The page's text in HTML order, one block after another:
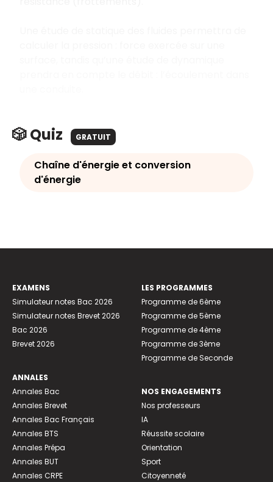
🎲 Quiz GRATUIT
Chaîne d'énergie et conversion
d'énergie
EXAMENS
Simulateur notes Bac 2026
Simulateur notes Brevet 2026
Bac 2026
Brevet 2026
ANNALES
Annales Bac
Annales Brevet
Annales Bac Français
Annales BTS
Annales Prépa
Annales BUT
Annales CRPE
LES PROGRAMMES
Programme de 6ème
Programme de 5ème
Programme de 4ème
Programme de 3ème
Programme de Seconde
NOS ENGAGEMENTS
Nos professeurs
IA
Réussite scolaire
Orientation
Sport
Citoyenneté